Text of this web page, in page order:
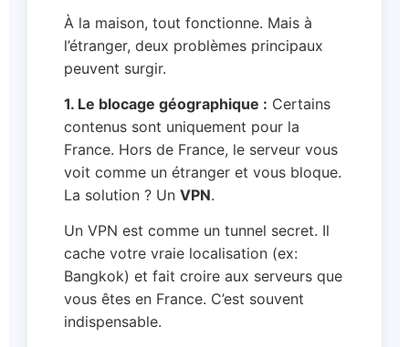
À la maison, tout fonctionne. Mais à
l’étranger, deux problèmes principaux
peuvent surgir.
1. Le blocage géographique : Certains
contenus sont uniquement pour la
France. Hors de France, le serveur vous
voit comme un étranger et vous bloque.
La solution ? Un VPN.
Un VPN est comme un tunnel secret. Il
cache votre vraie localisation (ex:
Bangkok) et fait croire aux serveurs que
vous êtes en France. C’est souvent
indispensable.